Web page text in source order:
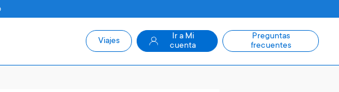
Viajes
Ir a Mi
cuenta
Preguntas
frecuentes